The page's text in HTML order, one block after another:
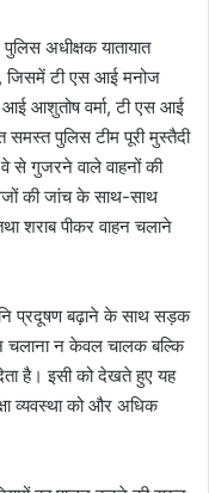
अधीक्षक यातायात
जिसमें टी एस आई मनोज
आशुतोष वर्मा, टी एस आई
पुलिस टीम पूरी मुस्तैदी
से गुजरने वाले वाहनों की
की जांच के साथ-साथ
शराब पीकर वाहन चलाने
प्रदूषण बढ़ाने के साथ सड़क
चलाना न केवल चालक बल्कि
है। इसी को देखते हुए यह
व्यवस्था को और अधिक